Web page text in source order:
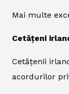
Mai multe
Cetățeni
Cetățenii
acordurilor